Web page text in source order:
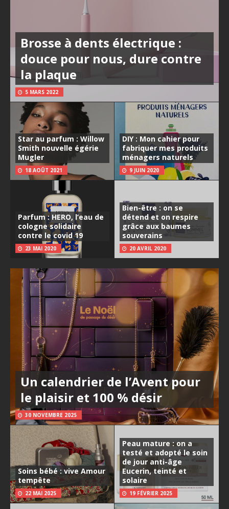
Brosse à dents électrique :
douce pour nous, dure contre
la plaque
5 MARS 2022
Star au parfum : Willow
Smith nouvelle égérie
Mugler
18 AOÛT 2021
DIY : Mon cahier pour
fabriquer mes produits
ménagers naturels
9 JUIN 2020
Parfum : HERO, l’eau de
cologne solidaire
contre le covid 19
23 MAI 2020
Bien-être : on se
détend et on respire
grâce aux baumes
souverains
20 AVRIL 2020
Un calendrier de l’Avent pour
le plaisir et 100 % désir
30 NOVEMBRE 2025
Soins bébé : vive Amour
tempête
22 MAI 2025
Peau mature : on a
testé et adopté le soin
de jour anti-âge
Eucerin, teinté et
solaire
19 FÉVRIER 2025